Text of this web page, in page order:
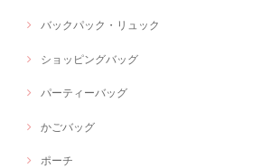
バックパック・リュック
ショッピングバッグ
パーティーバッグ
かごバッグ
ポーチ